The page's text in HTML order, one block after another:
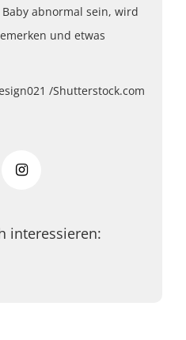
abnormal sein, wird
und etwas
/Shutterstock.com
interessieren: